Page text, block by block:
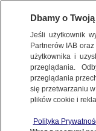
POLSKA
zdecyduje".
Dbamy o
Jeśli użytkownik
Partnerów IAB
użytkownika i
przeglądania.
przeglądania
się przetwarzaniu
plików cookie i
Polityka